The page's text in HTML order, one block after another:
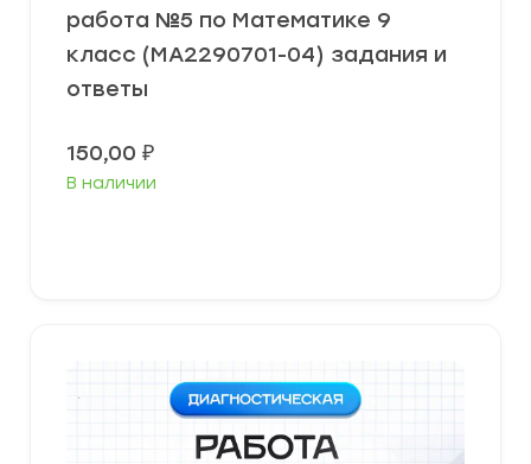
работа №5 по Математике 9
класс (МА2290701-04) задания и
ответы
150,00 ₽
В наличии